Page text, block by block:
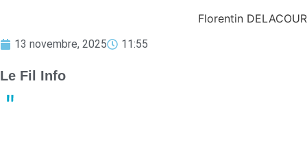
Florentin DELACOUR
13 novembre, 2025 11:55
Le Fil Info